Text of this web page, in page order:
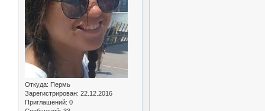
Откуда: Пермь
Зарегистрирован: 22.12.2016
Приглашений: 0